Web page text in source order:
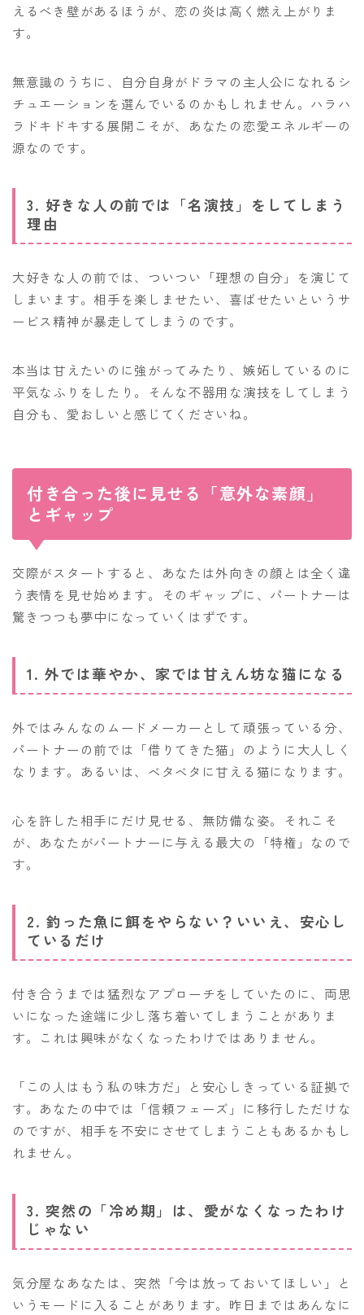
えるべき壁があるほうが、恋の炎は高く燃え上がりま
す。
無意識のうちに、自分自身がドラマの主人公になれるシ
チュエーションを選んでいるのかもしれません。ハラハ
ラドキドキする展開こそが、あなたの恋愛エネルギーの
源なのです。
3. 好きな人の前では「名演技」をしてしまう
理由
大好きな人の前では、ついつい「理想の自分」を演じて
しまいます。相手を楽しませたい、喜ばせたいというサ
ービス精神が暴走してしまうのです。
本当は甘えたいのに強がってみたり、嫉妬しているのに
平気なふりをしたり。そんな不器用な演技をしてしまう
自分も、愛おしいと感じてくださいね。
付き合った後に見せる「意外な素顔」
とギャップ
交際がスタートすると、あなたは外向きの顔とは全く違
う表情を見せ始めます。そのギャップに、パートナーは
驚きつつも夢中になっていくはずです。
1. 外では華やか、家では甘えん坊な猫になる
外ではみんなのムードメーカーとして頑張っている分、
パートナーの前では「借りてきた猫」のように大人しく
なります。あるいは、ベタベタに甘える猫になります。
心を許した相手にだけ見せる、無防備な姿。それこそ
が、あなたがパートナーに与える最大の「特権」なので
す。
2. 釣った魚に餌をやらない？いいえ、安心し
ているだけ
付き合うまでは猛烈なアプローチをしていたのに、両思
いになった途端に少し落ち着いてしまうことがありま
す。これは興味がなくなったわけではありません。
「この人はもう私の味方だ」と安心しきっている証拠で
す。あなたの中では「信頼フェーズ」に移行しただけな
のですが、相手を不安にさせてしまうこともあるかもし
れません。
3. 突然の「冷め期」は、愛がなくなったわけ
じゃない
気分屋なあなたは、突然「今は放っておいてほしい」と
いうモードに入ることがあります。昨日まではあんなに